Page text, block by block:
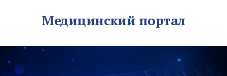
Медицинский портал